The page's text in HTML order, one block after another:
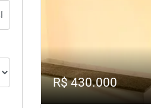
R$ 430.000